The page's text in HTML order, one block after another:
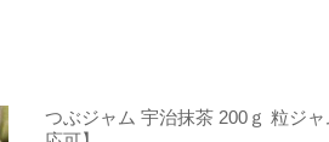
つぶジャム 宇治抹茶 200ｇ 粒ジ